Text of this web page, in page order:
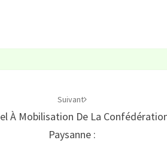
Suivant
À Mobilisation De La
Paysanne :